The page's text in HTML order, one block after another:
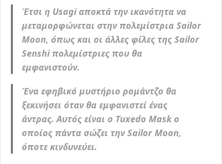
Έτσι η Usagi αποκτά την ικανότητα να
μεταμορφώνεται στην πολεμίστρια Sailor
Moon, όπως και οι άλλες φίλες της Sailor
Senshi πολεμίστριες που θα
εμφανιστούν.
Ένα εφηβικό μυστήριο ρομάντζο θα
ξεκινήσει όταν θα εμφανιστεί ένας
άντρας. Αυτός είναι ο Tuxedo Mask ο
οποίος πάντα σώζει την Sailor Moon,
όποτε κινδυνεύει.